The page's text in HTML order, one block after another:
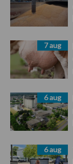
7 aug
6 aug
6 aug